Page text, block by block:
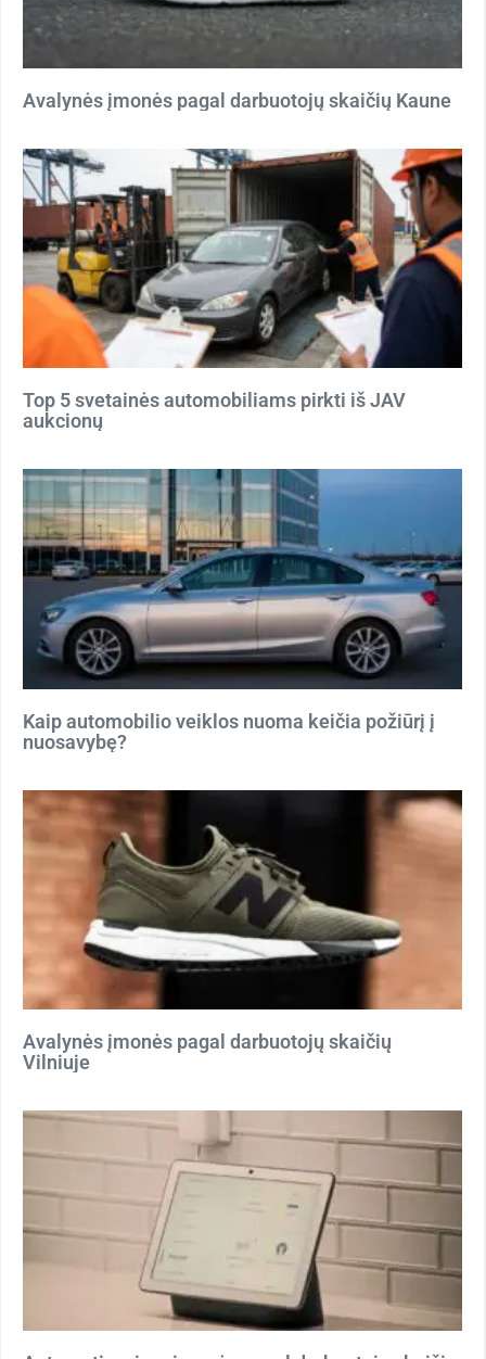
Avalynės įmonės pagal darbuotojų skaičių Kaune
Top 5 svetainės automobiliams pirkti iš JAV
aukcionų
Kaip automobilio veiklos nuoma keičia požiūrį į
nuosavybę?
Avalynės įmonės pagal darbuotojų skaičių
Vilniuje